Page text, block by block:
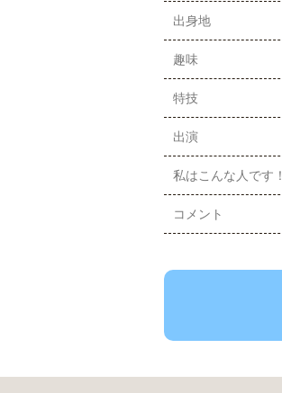
出身地
趣味
特技
出演
私はこんな人です！
コメント